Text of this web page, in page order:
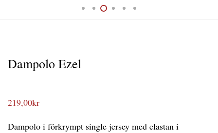
Dampolo Ezel
219,00kr
Dampolo i förkrympt single jersey med elastan i